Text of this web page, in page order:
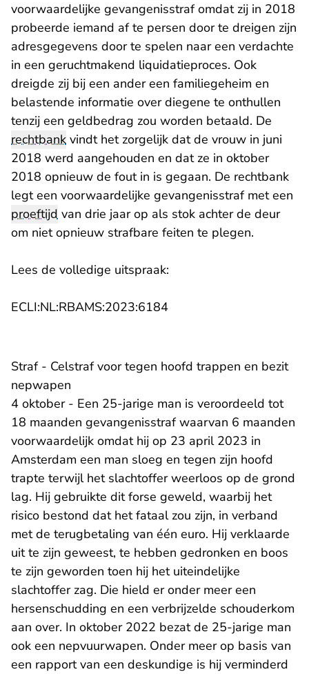
voorwaardelijke gevangenisstraf omdat zij in 2018
probeerde iemand af te persen door te dreigen zijn
adresgegevens door te spelen naar een verdachte
in een geruchtmakend liquidatieproces. Ook
dreigde zij bij een ander een familiegeheim en
belastende informatie over diegene te onthullen
tenzij een geldbedrag zou worden betaald. De
rechtbank vindt het zorgelijk dat de vrouw in juni
2018 werd aangehouden en dat ze in oktober
2018 opnieuw de fout in is gegaan. De rechtbank
legt een voorwaardelijke gevangenisstraf met een
proeftijd van drie jaar op als stok achter de deur
om niet opnieuw strafbare feiten te plegen.
Lees de volledige uitspraak:
- U verlaat Rechtspraak.nl
ECLI:NL:RBAMS:2023:6184- U verlaat
Straf - Celstraf voor tegen hoofd trappen en bezit
nepwapen
4 oktober - Een 25-jarige man is veroordeeld tot
18 maanden gevangenisstraf waarvan 6 maanden
voorwaardelijk omdat hij op 23 april 2023 in
Amsterdam een man sloeg en tegen zijn hoofd
trapte terwijl het slachtoffer weerloos op de grond
lag. Hij gebruikte dit forse geweld, waarbij het
risico bestond dat het fataal zou zijn, in verband
met de terugbetaling van één euro. Hij verklaarde
uit te zijn geweest, te hebben gedronken en boos
te zijn geworden toen hij het uiteindelijke
slachtoffer zag. Die hield er onder meer een
hersenschudding en een verbrijzelde schouderkom
aan over. In oktober 2022 bezat de 25-jarige man
ook een nepvuurwapen. Onder meer op basis van
een rapport van een deskundige is hij verminderd